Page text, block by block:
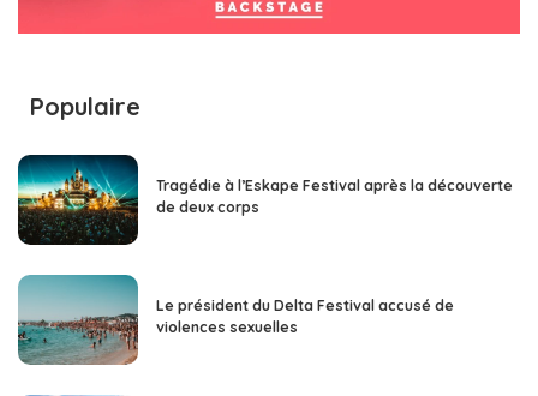
Populaire
Tragédie à l’Eskape Festival après la découverte
de deux corps
Le président du Delta Festival accusé de
violences sexuelles